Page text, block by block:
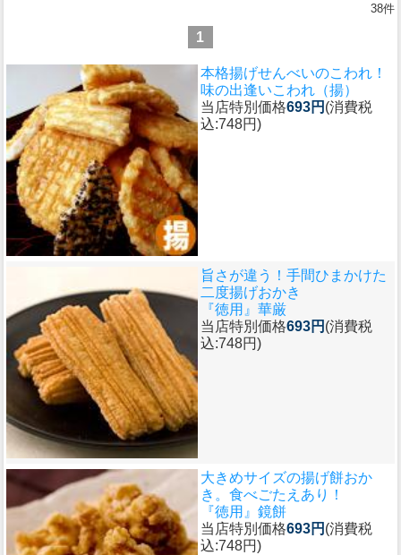
38件
1
本格揚げせんべいのこわれ！
味の出逢いこわれ（揚）
当店特別価格693円 (消費税
込:748円)
旨さが違う！手間ひまかけた
二度揚げおかき
『徳用』華厳
当店特別価格693円 (消費税
込:748円)
大きめサイズの揚げ餅おか
き。食べごたえあり！
『徳用』鏡餅
当店特別価格693円 (消費税
込:748円)